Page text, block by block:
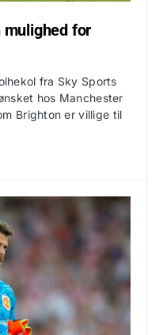
mulighed for
fra Sky Sports
hos Manchester
Brighton er villige til